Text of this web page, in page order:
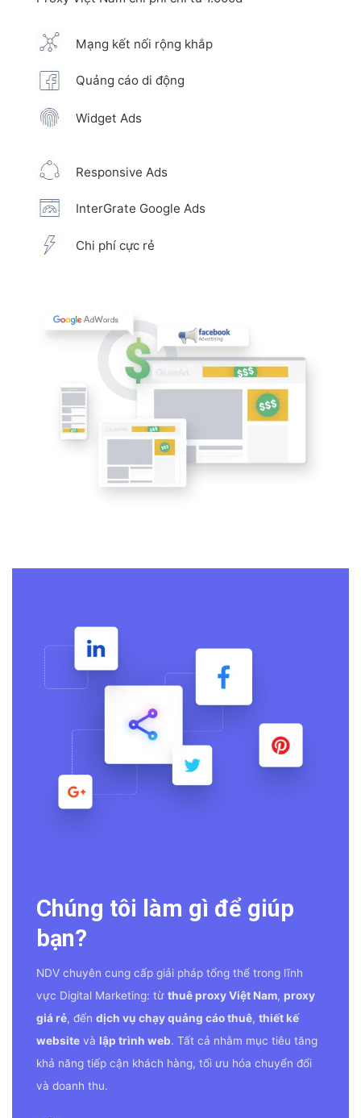
Mạng kết nối rộng khắp
Quảng cáo di động
Widget Ads
Responsive Ads
InterGrate Google Ads
Chi phí cực rẻ
Chúng tôi làm gì để giúp
bạn?
NDV chuyên cung cấp giải pháp tổng thể trong lĩnh
vực Digital Marketing: từ thuê proxy Việt Nam, proxy
giá rẻ, đến dịch vụ chạy quảng cáo thuê, thiết kế
website và lập trình web. Tất cả nhằm mục tiêu tăng
khả năng tiếp cận khách hàng, tối ưu hóa chuyển đổi
và doanh thu.